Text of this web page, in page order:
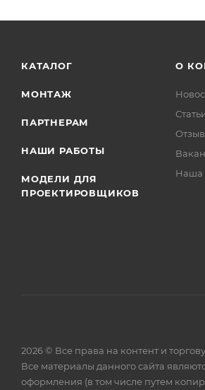
КАТАЛОГ
МОНТАЖ
ПАРТНЕРАМ
НАШИ РАБОТЫ
МОДЕЛИ ДЛЯ
ПРОЕКТИРОВЩИКОВ
О
Наша
2026 © Все права на контент и
Все материалы данного сайта
оформления (в том числе путем